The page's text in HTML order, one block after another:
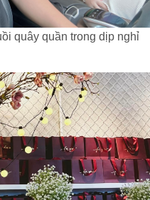
quây quần trong dịp nghỉ